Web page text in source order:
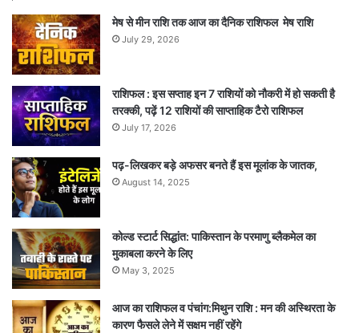
मेष से मीन राशि तक आज का दैनिक राशिफल मेष राशि
July 29, 2026
राशिफल : इस सप्ताह इन 7 राशियों को नौकरी में हो सकती है
तरक्की, पढ़ें 12 राशियों की साप्ताहिक टैरो राशिफल
July 17, 2026
पढ़-लिखकर बड़े अफसर बनते हैं इस मूलांक के जातक,
August 14, 2025
कोल्ड स्टार्ट सिद्धांत: पाकिस्तान के परमाणु ब्लैकमेल का
मुकाबला करने के लिए
May 3, 2025
आज का राशिफल व पंचांग:मिथुन राशि : मन की अस्थिरता के
कारण फैसले लेने में सक्षम नहीं रहेंगे